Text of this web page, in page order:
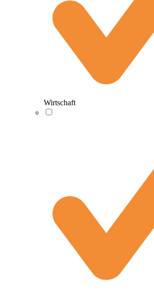
Wirtschaft